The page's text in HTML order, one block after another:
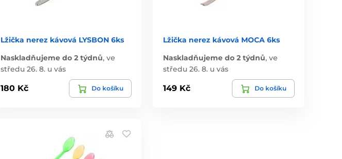
Lžička nerez kávová LYSBON 6ks
Naskladňujeme do 2 týdnů, ve
středu 26. 8. u vás
180 Kč Do košíku
Lžička nerez kávová MOCA 6ks
Naskladňujeme do 2 týdnů,ve
středu 26. 8. u vás
149 Kč Do košíku